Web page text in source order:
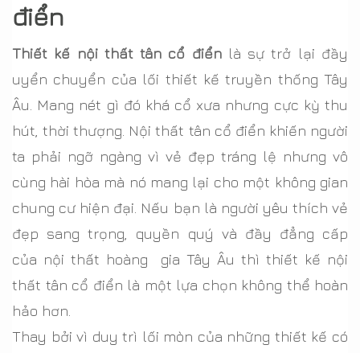
điển
Thiết kế nội thất tân cổ điểnlà sự trở lại đầy
uyển chuyển của lối thiết kế truyền thống Tây
Âu. Mang nét gì đó khá cổ xưa nhưng cực kỳ thu
hút, thời thượng. Nội thất tân cổ điển khiến người
ta phải ngỡ ngàng vì vẻ đẹp tráng lệ nhưng vô
cùng hài hòa mà nó mang lại cho một không gian
chung cư hiện đại. Nếu bạn là người yêu thích vẻ
đẹp sang trọng, quyền quý và đầy đẳng cấp
của nội thất hoàng gia Tây Âu thì thiết kế nội
thất tân cổ điển là một lựa chọn không thể hoàn
hảo hơn.
Thay bởi vì duy trì lối mòn của những thiết kế có